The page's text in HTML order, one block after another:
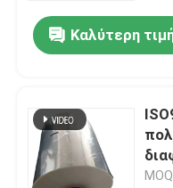
Προϊόντα
Βίντεο
Καλύτερη